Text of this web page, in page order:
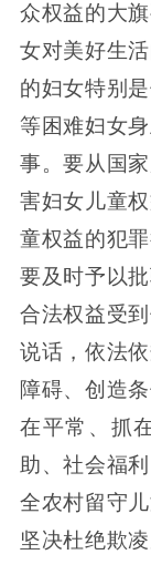
众权益的大
女对美好生
的妇女特别
等困难妇女
事。要从国
害妇女儿童
童权益的犯
要及时予以
合法权益受
说话，依法
障碍、创造
在平常、抓
助、社会福
全农村留守
坚决杜绝欺